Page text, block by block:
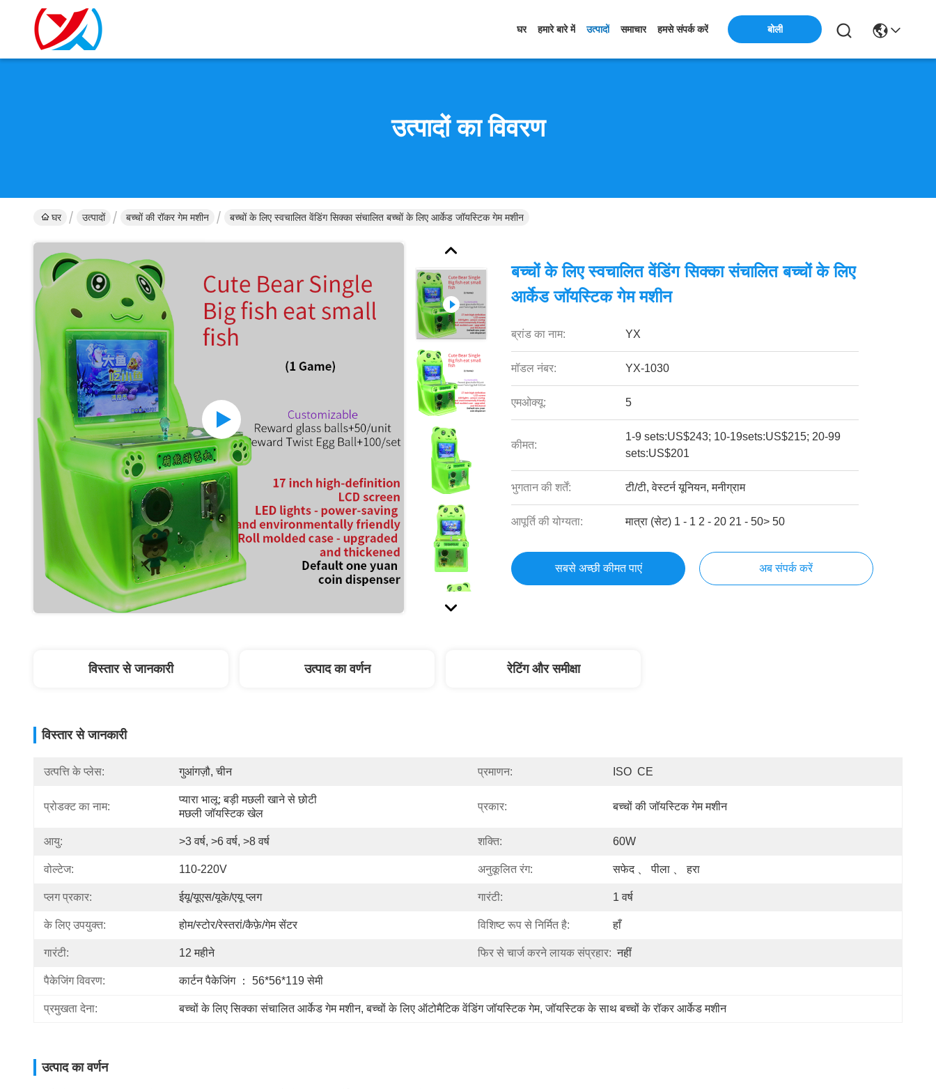
घर हमारे बारे में उत्पादों समाचार हमसे संपर्क करें बोली
उत्पादों का विवरण
घर उत्पादों बच्चों की रॉकर गेम मशीन बच्चों के लिए स्वचालित वेंडिंग सिक्का संचालित बच्चों के लिए आर्केड जॉयस्टिक गेम मशीन
बच्चों के लिए स्वचालित वेंडिंग सिक्का संचालित बच्चों के लिए
आर्केड जॉयस्टिक गेम मशीन
ब्रांड का नाम: YX
मॉडल नंबर: YX-1030
एमओक्यू: 5
कीमत:
1-9 sets:US$243; 10-19sets:US$215; 20-99
sets:US$201
भुगतान की शर्तें: टी/टी, वेस्टर्न यूनियन, मनीग्राम
आपूर्ति की योग्यता: मात्रा (सेट) 1 - 1 2 - 20 21 - 50> 50
सबसे अच्छी कीमत पाएं अब संपर्क करें
विस्तार से जानकारी उत्पाद का वर्णन रेटिंग और समीक्षा
विस्तार से जानकारी
उत्पत्ति के प्लेस: गुआंगज़ौ, चीन प्रमाणन: ISO  CE
प्रोडक्ट का नाम:
प्यारा भालू: बड़ी मछली खाने से छोटी
मछली जॉयस्टिक खेल
प्रकार: बच्चों की जॉयस्टिक गेम मशीन
आयु: >3 वर्ष, >6 वर्ष, >8 वर्ष शक्ति: 60W
वोल्टेज: 110-220V अनुकूलित रंग: सफेद 、 पीला 、 हरा
प्लग प्रकार: ईयू/यूएस/यूके/एयू प्लग गारंटी: 1 वर्ष
के लिए उपयुक्त: होम/स्टोर/रेस्तरां/कैफ़े/गेम सेंटर विशिष्ट रूप से निर्मित है: हाँ
गारंटी: 12 महीने फिर से चार्ज करने लायक संप्रहार: नहीं
पैकेजिंग विवरण: कार्टन पैकेजिंग ： 56*56*119 सेमी
प्रमुखता देना: बच्चों के लिए सिक्का संचालित आर्केड गेम मशीन, बच्चों के लिए ऑटोमैटिक वेंडिंग जॉयस्टिक गेम, जॉयस्टिक के साथ बच्चों के रॉकर आर्केड मशीन
उत्पाद का वर्णन